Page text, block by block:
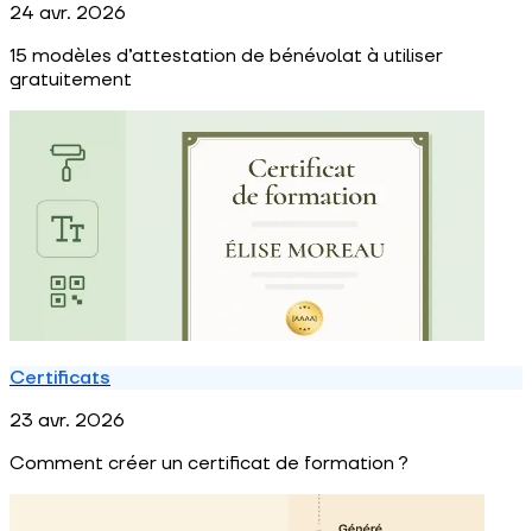
24 avr. 2026
15 modèles d’attestation de bénévolat à utiliser
gratuitement
Certificats
23 avr. 2026
Comment créer un certificat de formation ?